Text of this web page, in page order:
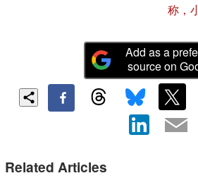
称，
Add as a
source on
Related Articles